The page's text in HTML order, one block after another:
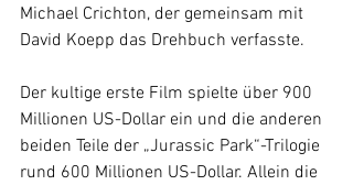
Michael Crichton, der gemeinsam mit
David Koepp das Drehbuch verfasste.
Der kultige erste Film spielte über 900
Millionen US-Dollar ein und die anderen
beiden Teile der „Jurassic Park“-Trilogie
rund 600 Millionen US-Dollar. Allein die